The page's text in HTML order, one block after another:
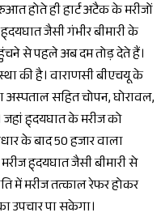
होते ही हार्ट अटैक के मरीजों
जैसी गंभीर बीमारी के
से पहले अब दम तोड़ देते हैं।
की है। वाराणसी बीएचयू के
अस्पताल सहित चोपन, घोरावल,
ह्दयघात के मरीज को
के बाद 50 हजार वाला
ह्दयघात जैसी बीमारी से
में मरीज तत्काल रेफर होकर
उपचार पा सकेगा।